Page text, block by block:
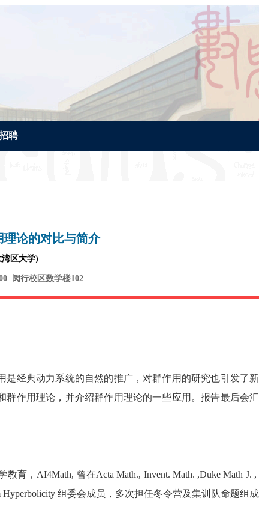
聘
论的对比与简介
区大学)
闵行校区数学楼102
经典动力系统的自然的推广，对群作用的研究也引发了
作用理论，并介绍群作用理论的一些应用。报告最后会
，AI4Math, 曾在Acta Math., Invent. Math. ,Duke Math J. ,
组委会成员，多次担任冬令营及集训队命题组